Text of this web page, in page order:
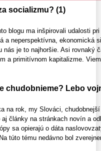
socializmu? (1)
blogu ma inšpirovali udalosti
a neperspektívna, ekonomická
nás je to najhoršie. Asi rovnaký
a primitívnom kapitalizme.
chudobnieme? Lebo
na rok, my Slováci,
aj články na stránkach novín a
sa opierajú o dáta
túto tému nedávno bol